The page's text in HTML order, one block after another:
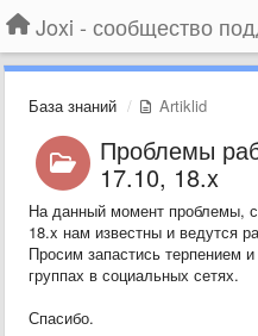
База знаний Artiklid
Проблемы
17.10, 18.x
На данный момент проблемы,
18.x нам известны и ведутся
Просим запастись терпением
группах в социальных сетях.
Спасибо.